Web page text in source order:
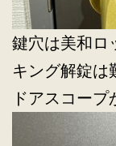
鍵穴は美和ロ
キング解錠は
ドアスコープ